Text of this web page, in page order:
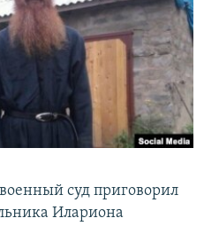
суд приговорил
Илариона